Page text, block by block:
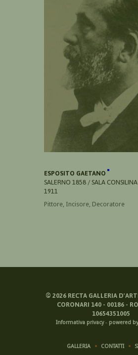
ESPOSITO GAETANO
SALERNO 1858 / SALA
1911
Pittore, Incisore, Decoratore
© 2026RECTA GALLERIA
CORONARI 140 - 00186 -
10654351005
Informativa privacy- powered
GALLERIA CONTATTI